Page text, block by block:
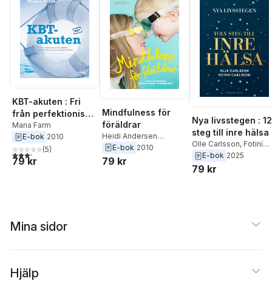
KBT-akuten : Fri
från perfektionism,
kontrollbehov,
konflikträdsla och
andra
relationsproblem
Maria Farm
E-bok 2010
3,2utav 5 stjärnor. Totalt antal röster:
(5)
79 kr
Mindfulness för
föräldrar
Heidi Andersen
Cerwall,Anna-Maria
Stawreberg
E-bok 2010
79 kr
Nya livsstegen : 12
steg till inre hälsa
Olle Carlsson, Fotiní
Carlsson
E-bok 2025
79 kr
Mina sidor
Hjälp